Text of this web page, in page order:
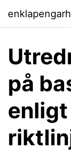
på